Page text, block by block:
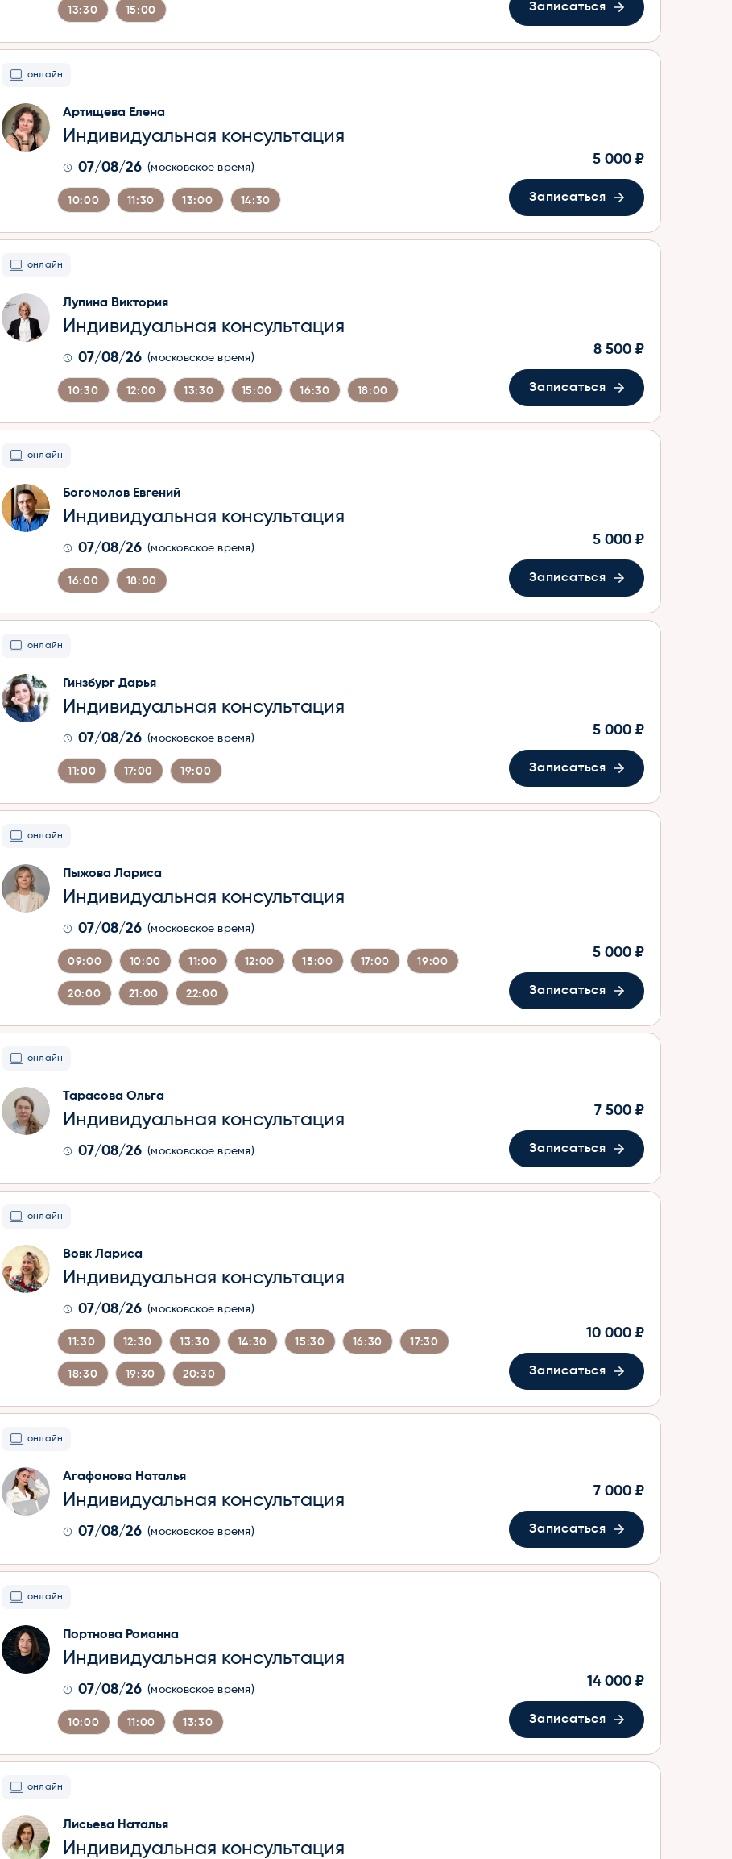
13:30 15:00 Записаться
онлайн
Артищева Елена
Индивидуальная консультация
07/08/26 (московское время)
10:00 11:30 13:00 14:30
5 000 ₽
Записаться
онлайн
Лупина Виктория
Индивидуальная консультация
07/08/26 (московское время)
10:30 12:00 13:30 15:00 16:30 18:00
8 500 ₽
Записаться
онлайн
Богомолов Евгений
Индивидуальная консультация
07/08/26 (московское время)
16:00 18:00
5 000 ₽
Записаться
онлайн
Гинзбург Дарья
Индивидуальная консультация
07/08/26 (московское время)
11:00 17:00 19:00
5 000 ₽
Записаться
онлайн
Пыжова Лариса
Индивидуальная консультация
07/08/26 (московское время)
09:00 10:00 11:00 12:00 15:00 17:00 19:00
20:00 21:00 22:00
5 000 ₽
Записаться
онлайн
Тарасова Ольга
Индивидуальная консультация
07/08/26 (московское время)
7 500 ₽
Записаться
онлайн
Вовк Лариса
Индивидуальная консультация
07/08/26 (московское время)
11:30 12:30 13:30 14:30 15:30 16:30 17:30
18:30 19:30 20:30
10 000 ₽
Записаться
онлайн
Агафонова Наталья
Индивидуальная консультация
07/08/26 (московское время)
7 000 ₽
Записаться
онлайн
Портнова Романна
Индивидуальная консультация
07/08/26 (московское время)
10:00 11:00 13:30
14 000 ₽
Записаться
онлайн
Лисьева Наталья
Индивидуальная консультация